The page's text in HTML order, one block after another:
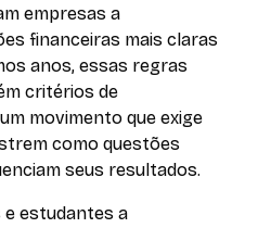
empresas a
financeiras mais claras
anos, essas regras
critérios de
movimento que exige
como questões
seus resultados.
e estudantes a